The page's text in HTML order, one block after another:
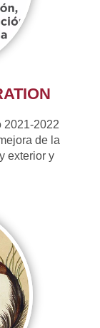
2021-2022
de la
exterior y